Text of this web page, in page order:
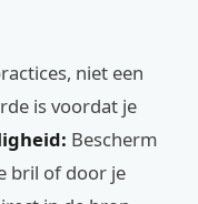
niet een
is voordat je
Bescherm
bril of door je